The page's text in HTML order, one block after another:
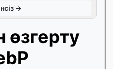
→
өзгерту